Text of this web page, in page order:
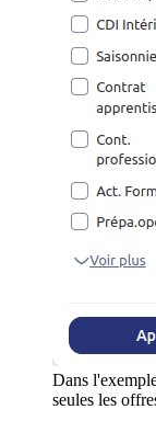
Dans
seules les